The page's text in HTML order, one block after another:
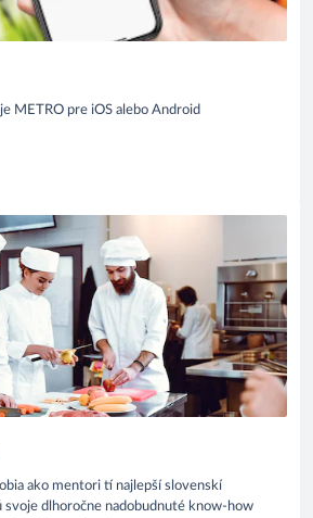
METRO pre iOS alebo Android
ako mentori tí najlepší slovenskí
svoje dlhoročne nadobudnuté know-how